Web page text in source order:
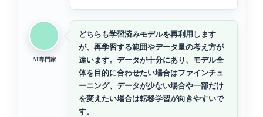
AI専門家
どちらも学習済みモデルを再利用します
が、再学習する範囲やデータ量の考え方が
違います。データが十分にあり、モデル全
体を目的に合わせたい場合はファインチュ
ーニング、データが少ない場合や一部だけ
を変えたい場合は転移学習が向きやすいで
す。